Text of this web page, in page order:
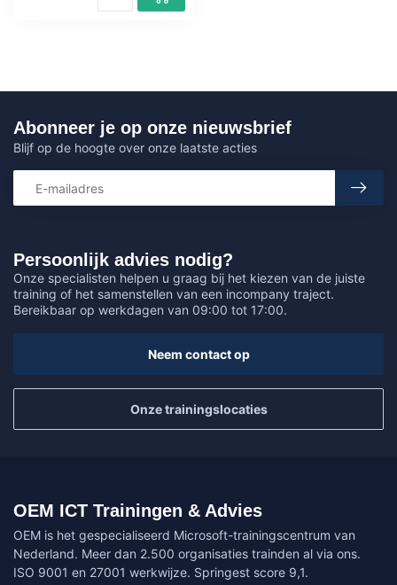
Persoonlijk advies nodig?
Onze specialisten helpen u graag bij het kiezen van de juiste
training of het samenstellen van een incompany traject.
Bereikbaar op werkdagen van 09:00 tot 17:00.
Neem contact op
Onze trainingslocaties
Abonneer je op onze nieuwsbrief
Blijf op de hoogte over onze laatste acties
OEM ICT Trainingen & Advies
OEM is het gespecialiseerd Microsoft-trainingscentrum van
Nederland. Meer dan 2.500 organisaties trainden al via ons.
ISO 9001 en 27001 werkwijze. Springest score 9,1.